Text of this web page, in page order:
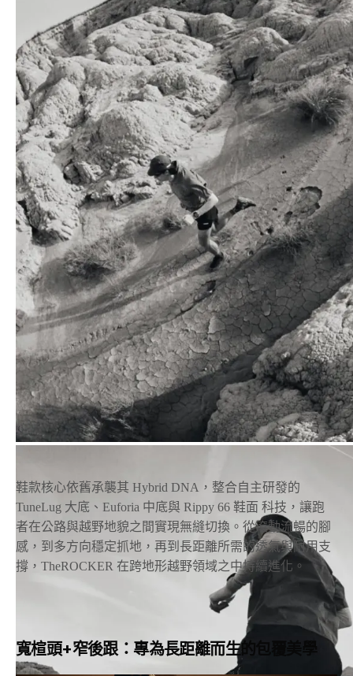
鞋款核心依舊承襲其 Hybrid DNA，整合自主研發的
TuneLug 大底、Euforia 中底與 Rippy 66 鞋面 科技，讓跑
者在公路與越野地貌之間實現無縫切換。從滾動流暢的腳
感，到多方向穩定抓地，再到長距離所需的透氣與耐用支
撐，TheROCKER 在跨地形越野領域之中持續進化。
寬楦頭+窄後跟：專為長距離而生的包覆美學